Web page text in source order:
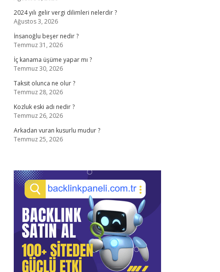
2024 yılı gelir vergi dilimleri nelerdir ?
Ağustos 3, 2026
İnsanoğlu beşer nedir ?
Temmuz 31, 2026
İç kanama üşüme yapar mı ?
Temmuz 30, 2026
Taksit olunca ne olur ?
Temmuz 28, 2026
Kozluk eski adı nedir ?
Temmuz 26, 2026
Arkadan vuran kusurlu mudur ?
Temmuz 25, 2026